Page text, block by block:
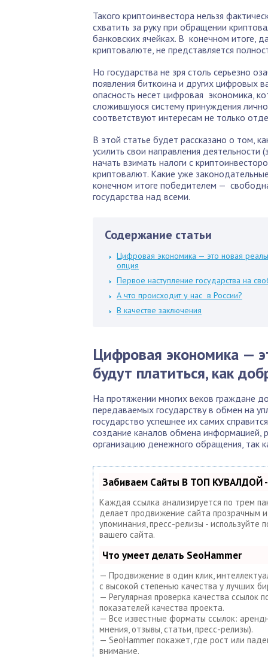
Такого криптоинвестора нельзя
схватить за руку при обращении
банковских ячейках. В конечном итоге,
криптовалюте, не представляется
Но государства не зря столь серьезно
появления биткоина и других цифровых
опасность несет цифровая экономика,
сложившуюся систему принуждения
соответствуют интересам не только
В этой статье будет рассказано о том,
усилить свои направления
начать взимать налоги с
криптовалют. Какие уже
конечном итоге победителем —
государства над всеми.
Содержание статьи
Цифровая экономика — это новая
опция
Первое наступление государства на
А что происходит у нас в России?
В качестве заключения
Цифровая экономика —
будут платиться, как
На протяжении многих веков граждане
передаваемых государству в обмен на
государство успешнее их самих
создание каналов обмена информацией,
организацию денежного обращения, так
Забиваем Сайты В ТОП КУВАЛДОЙ -
Каждая ссылка анализируется по трем
делает продвижение сайта прозрачным
упоминания, пресс-релизы -
вашего сайта.
Что умеет делать SeoHammer
— Продвижение в один клик,
с высокой степенью качества у лучших
— Регулярная проверка качества
показателей качества проекта.
— Все известные форматы ссылок:
мнения, отзывы, статьи, пресс-релизы).
— SeoHammer покажет, где рост или
внимание.